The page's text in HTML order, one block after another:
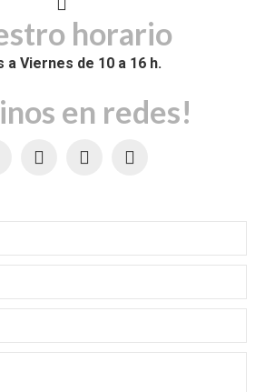
horario
a Viernes de 10 a 16 h.
en redes!
Instagram Linkedin